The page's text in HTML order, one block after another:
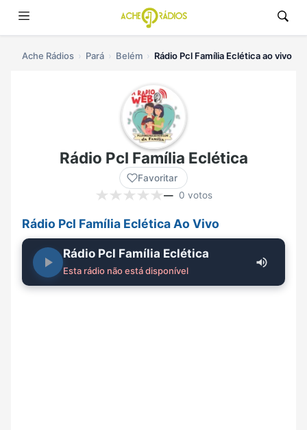
Ache Rádios Pará Belém Rádio Pcl Família Eclética ao vivo
Rádio Pcl Família Eclética
Favoritar
— 0 votos
Rádio Pcl Família Eclética Ao Vivo
Rádio Pcl Família Eclética
Esta rádio não está disponível